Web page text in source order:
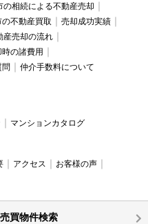
の相続による不動産売却
の不動産買取
売却成功実績
産売却の流れ
の諸費用
問 仲介手数料について
マンションカタログ
アクセス
お客様の声
売買物件検索